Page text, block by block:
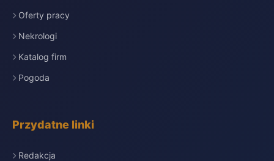
Oferty pracy
Nekrologi
Katalog firm
Pogoda
Przydatne linki
Redakcja